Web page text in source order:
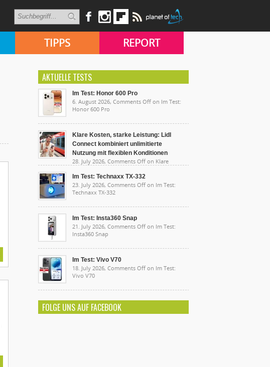
TIPPS REPORT
AKTUELLE TESTS
Im Test: Honor 600 Pro
6. August 2026, Comments Off on Im Test:
Honor 600 Pro
Klare Kosten, starke Leistung: Lidl
Connect kombiniert unlimitierte
Nutzung mit flexiblen Konditionen
28. July 2026, Comments Off on Klare
unlimitierte Nutzung mit flexiblen Konditionen
Im Test: Technaxx TX-332
23. July 2026, Comments Off on Im Test:
Technaxx TX-332
Im Test: Insta360 Snap
21. July 2026, Comments Off on Im Test:
Insta360 Snap
Im Test: Vivo V70
18. July 2026, Comments Off on Im Test:
Vivo V70
FOLGE UNS AUF FACEBOOK